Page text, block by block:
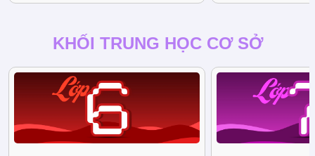
KHỐI TRUNG HỌC CƠ SỞ